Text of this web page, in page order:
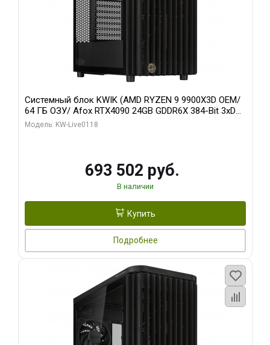
Системный блок KWIK (AMD RYZEN 9 9900X3D OEM/
64 ГБ ОЗУ/ Afox RTX4090 24GB GDDR6X 384-Bit 3xDP
HDMI ATX Turbo/ 960 ГБ SSD)
Модель: KW-Live0118
693 502 руб.
В наличии
Купить
Подробнее